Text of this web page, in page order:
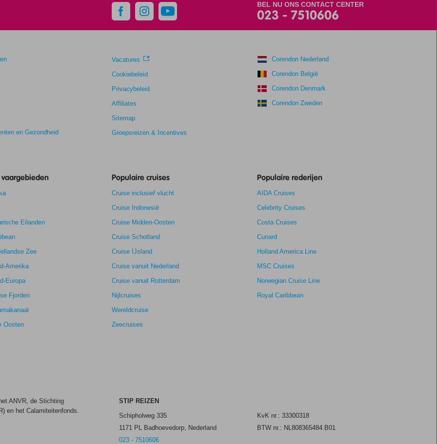
9,1
7,6
BEL NU ONS CONTACT CENTER
023 - 7510606
en Gezondheid
Vacatures
Cookiebeleid
Privacybeleid
Affiliates
Sitemap
Groepsreizen & Incentives
Corendon Nederland
Corendon België
Corendon Denmark
Corendon Zweden
Eilanden
Zee
Amerika
Europa
Fjorden
Oosten
Populaire cruises
Cruise inclusief vlucht
Cruise Indonesië
Cruise Midden-Oosten
Cruise Schotland
Cruise IJsland
Cruise vanuit Nederland
Cruise vanuit Rotterdam
Nijlcruises
Wereldcruise
Zeecruises
Populaire rederijen
AIDA Cruises
Celebrity Cruises
Costa Cruises
Cunard
Holland America Line
MSC Cruises
Norwegian Cruise Line
Royal Caribbean
ANVR, de Stichting
en het Calamiteitenfonds.
STIP REIZEN
Schipholweg 335
1171 PL Badhoevedorp, Nederland
023 - 7510606
KvK nr.: 33300318
BTW nr.: NL808365484.B01